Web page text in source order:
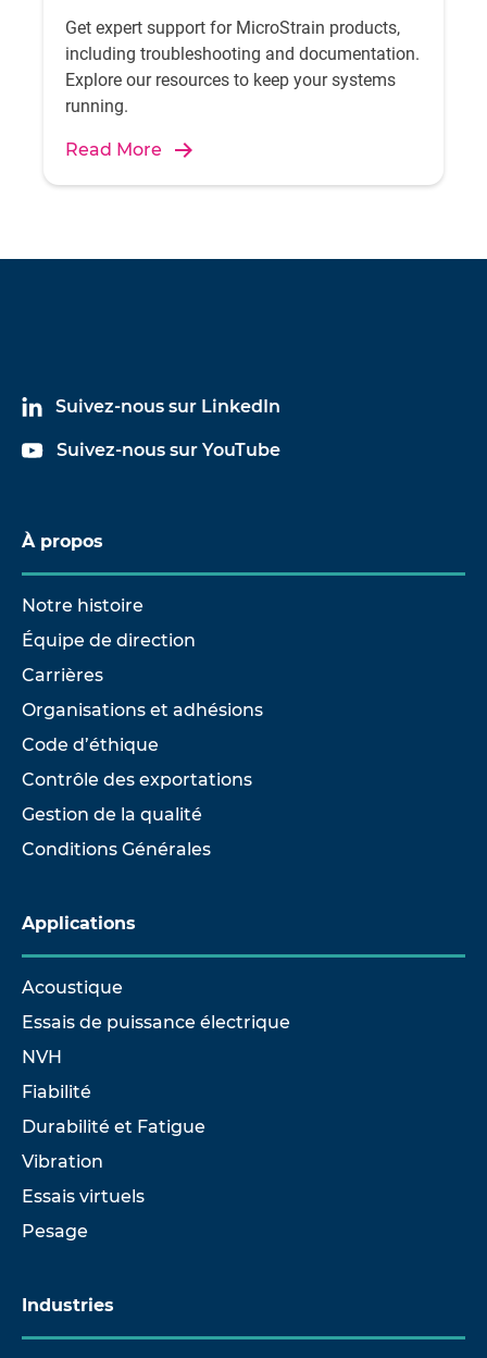
Get expert support for MicroStrain products,
including troubleshooting and documentation.
Explore our resources to keep your systems
running.
Read More
Suivez-nous sur LinkedIn
Suivez-nous sur YouTube
À propos
Notre histoire
Équipe de direction
Carrières
Organisations et adhésions
Code d’éthique
Contrôle des exportations
Gestion de la qualité
Conditions Générales
Applications
Acoustique
Essais de puissance électrique
NVH
Fiabilité
Durabilité et Fatigue
Vibration
Essais virtuels
Pesage
Industries